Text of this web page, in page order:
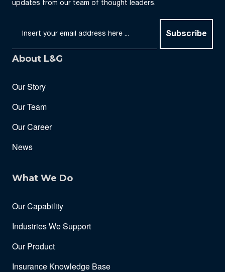
updates from our team of thought leaders.
Subscribe
About L&G
Our Story
Our Team
Our Career
News
What We Do
Our Capability
Industries We Support
Our Product
Insurance Knowledge Base